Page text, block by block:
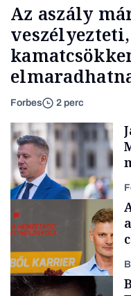
Az aszály
veszélyezteti,
Forbes 2 perc
Társadalom